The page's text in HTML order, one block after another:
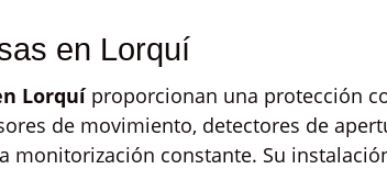
en Lorquí
Lorquíproporcionan una protección
de movimiento, detectores de
monitorización constante. Su